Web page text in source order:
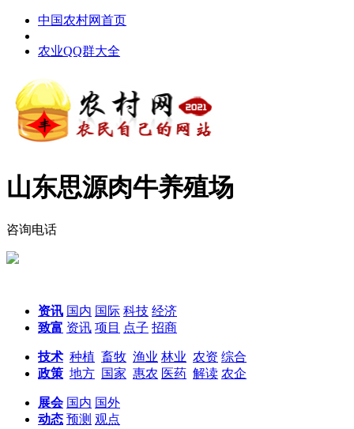
中国农村网首页
农业QQ群大全
山东思源肉牛养殖场
咨询电话
资讯 国内 国际 科技 经济
致富 资讯 项目 点子 招商
技术 种植 畜牧 渔业 林业 农资 综合
政策 地方 国家 惠农 医药 解读 农企
展会 国内 国外
动态 预测 观点